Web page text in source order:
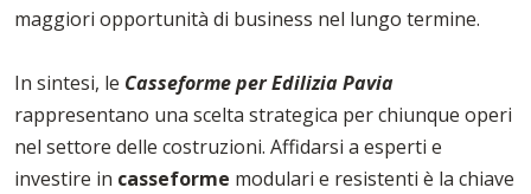
maggiori opportunità di business nel lungo termine.
In sintesi, le Casseforme per Edilizia Pavia
rappresentano una scelta strategica per chiunque operi
nel settore delle costruzioni. Affidarsi a esperti e
investire in casseforme modulari e resistenti è la chiave